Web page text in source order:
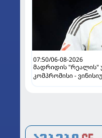
07:50/06-08-2026
მადრიდის "რეალის"
კომპრომისი -